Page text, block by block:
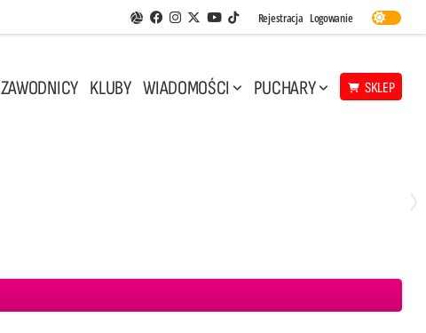
Aplikacja Siatkarskie Ligi
Facebook
Instagram
Twitter
Youtube
TikTok
Rejestracja Logowanie
ZAWODNICY KLUBY WIADOMOŚCI PUCHARY SKLEP